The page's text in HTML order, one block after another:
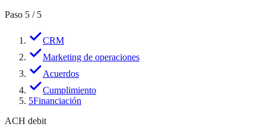
Paso 5 / 5
CRM
Marketing de operaciones
Acuerdos
Cumplimiento
5Financiación
ACH debit